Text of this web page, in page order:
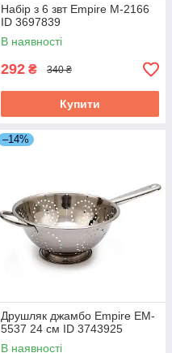
Набір з 6 звт Empire M-2166
ID 3697839
В наявності
292 ₴ 340 ₴
Купити
–14%
Друшляк джамбо Empire EM-
5537 24 см ID 3743925
В наявності